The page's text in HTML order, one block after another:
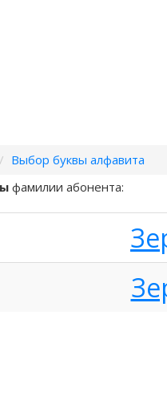
Выбор буквы алфавита
фамилии абонента: